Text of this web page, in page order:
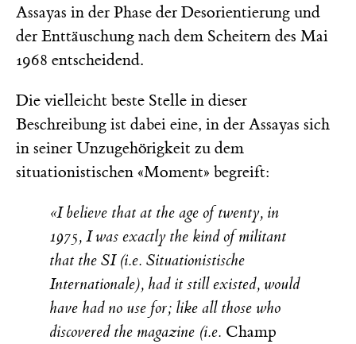
Assayas in der Phase der Desorientierung und
der Enttäuschung nach dem Scheitern des Mai
1968 entscheidend.
Die vielleicht beste Stelle in dieser
Beschreibung ist dabei eine, in der Assayas sich
in seiner Unzugehörigkeit zu dem
situationistischen «Moment» begreift:
«I believe that at the age of twenty, in
1975, I was exactly the kind of militant
that the SI (i.e. Situationistische
Internationale), had it still existed, would
have had no use for; like all those who
discovered the magazine (i.e. Champ